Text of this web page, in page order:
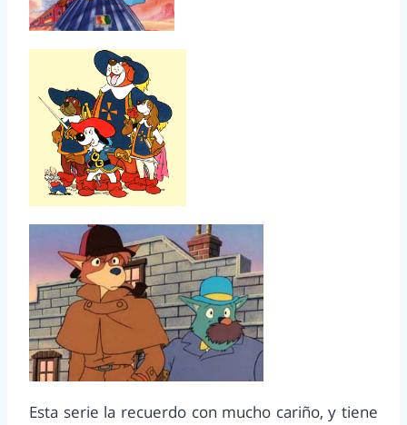
Esta serie la recuerdo con mucho cariño, y tiene